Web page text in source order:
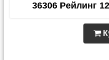
36306 Рейлинг